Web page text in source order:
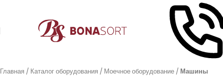
Главная Каталог оборудования Моечное оборудование
Машины